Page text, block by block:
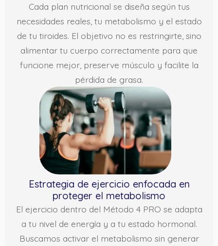
Cada plan nutricional se diseña según tus
necesidades reales, tu metabolismo y el estado
de tu tiroides. El objetivo no es restringirte, sino
alimentar tu cuerpo correctamente para que
funcione mejor, preserve músculo y facilite la
pérdida de grasa.
Estrategia de ejercicio enfocada en
proteger el metabolismo
El ejercicio dentro del Método 4 PRO se adapta
a tu nivel de energía y a tu estado hormonal.
Buscamos activar el metabolismo sin generar